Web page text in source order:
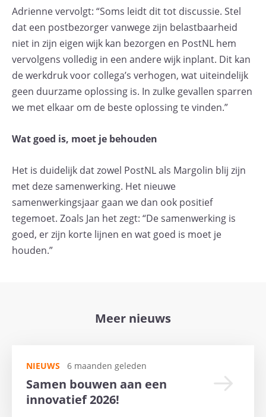
Adrienne vervolgt: “Soms leidt dit tot discussie. Stel
dat een postbezorger vanwege zijn belastbaarheid
niet in zijn eigen wijk kan bezorgen en PostNL hem
vervolgens volledig in een andere wijk inplant. Dit kan
de werkdruk voor collega’s verhogen, wat uiteindelijk
geen duurzame oplossing is. In zulke gevallen sparren
we met elkaar om de beste oplossing te vinden.”
Wat goed is, moet je behouden
Het is duidelijk dat zowel PostNL als Margolin blij zijn
met deze samenwerking. Het nieuwe
samenwerkingsjaar gaan we dan ook positief
tegemoet. Zoals Jan het zegt: “De samenwerking is
goed, er zijn korte lijnen en wat goed is moet je
houden.”
Meer nieuws
NIEUWS 6 maanden geleden
Samen bouwen aan een
innovatief 2026!